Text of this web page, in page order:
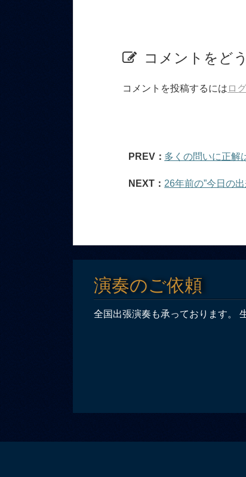
コメントをど
コメントを投稿するには ロ
PREV：多くの問いに正解
NEXT： 26年前の”今日の出
演奏のご依頼
全国出張演奏も承っております。